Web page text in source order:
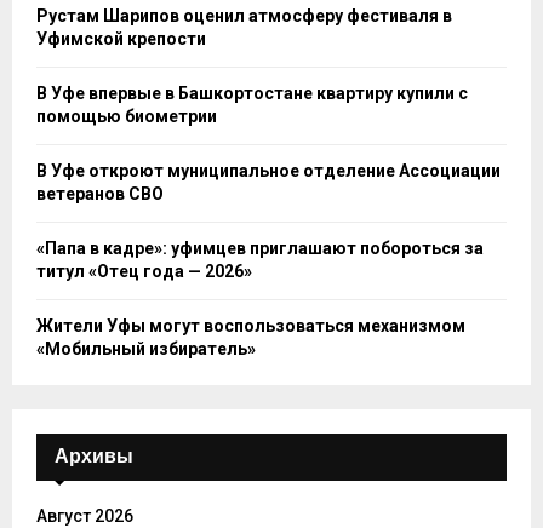
Рустам Шарипов оценил атмосферу фестиваля в
Уфимской крепости
В Уфе впервые в Башкортостане квартиру купили с
помощью биометрии
В Уфе откроют муниципальное отделение Ассоциации
ветеранов СВО
«Папа в кадре»: уфимцев приглашают побороться за
титул «Отец года — 2026»
Жители Уфы могут воспользоваться механизмом
«Мобильный избиратель»
Архивы
Август 2026